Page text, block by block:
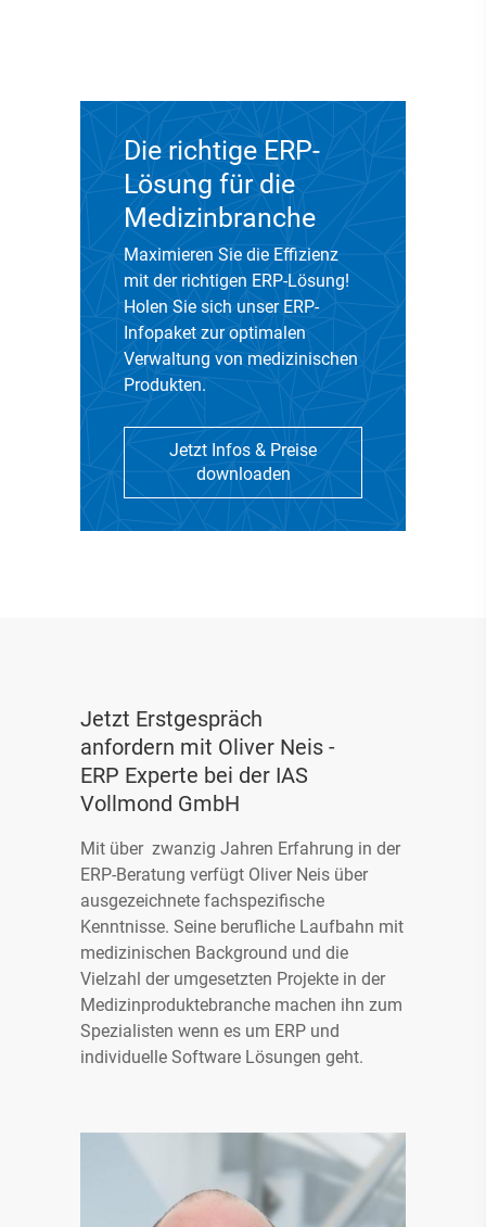
Die richtige ERP-
Lösung für die
Medizinbranche
Maximieren Sie die Effizienz
mit der richtigen ERP-Lösung!
Holen Sie sich unser ERP-
Infopaket zur optimalen
Verwaltung von medizinischen
Produkten.
Jetzt Infos & Preise
downloaden
Medizinprodukte
Digitale Lagerlogistik für
Medizinproduktebranche
Module und Modulbeschreibung ERP
Infobroschüre digitale Lagerlogistik
Jetzt Erstgespräch
anfordern mit Oliver Neis -
ERP Experte bei der IAS
Vollmond GmbH
Mit über zwanzig Jahren Erfahrung in der
ERP-Beratung verfügt Oliver Neis über
ausgezeichnete fachspezifische
Kenntnisse. Seine berufliche Laufbahn mit
medizinischen Background und die
Vielzahl der umgesetzten Projekte in der
Medizinproduktebranche machen ihn zum
Spezialisten wenn es um ERP und
individuelle Software Lösungen geht.